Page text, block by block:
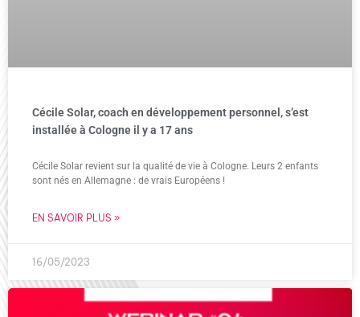
Cécile Solar, coach en développement personnel, s’est
installée à Cologne il y a 17 ans
Cécile Solar revient sur la qualité de vie à Cologne. Leurs 2 enfants
sont nés en Allemagne : de vrais Européens !
EN SAVOIR PLUS »
16/05/2023